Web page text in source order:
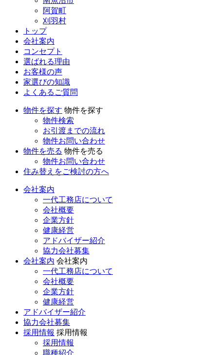
阿賀町
刈羽村
トップ
会社案内
コンセプト
選ばれる理由
お客様の声
家選びの知識
よくあるご質問
物件を探す 物件を探す
物件検索
お引渡までの流れ
物件お問い合わせ
物件を売る 物件を売る
物件お問い合わせ
住み替えをご検討の方へ
会社案内
一代工務店について
会社概要
企業方針
健康経営
アドバイザー紹介
協力会社募集
会社案内 会社案内
一代工務店について
会社概要
企業方針
健康経営
アドバイザー紹介
協力会社募集
採用情報 採用情報
採用情報
職種紹介